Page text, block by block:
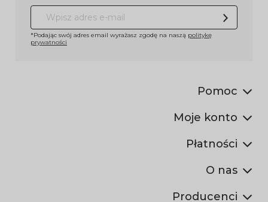
*Podając swój adres email wyrażasz zgodę na naszą politykę
prywatności
Pomoc
Moje konto
Płatności
O nas
Producenci